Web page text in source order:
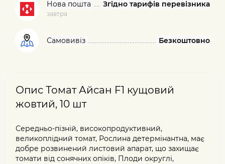
Нова пошта
завтра
Згідно тарифів перевізника
Самовивіз Безкоштовно
Опис Томат Айсан F1 кущовий
жовтий, 10 шт
Середньо-пізній, високопродуктивний,
великоплідний томат, Рослина детермінантна, має
добре розвинений листовий апарат, що захищає
томати від сонячних опіків, Плоди округлі,